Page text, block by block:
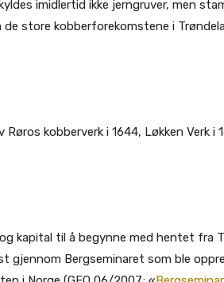
imidlertid ikke jerngruver, men
store kobberforekomstene i
kobberverk i 1644, Løkken Verk i
kapital til å begynne med hentet fra
gjennom Bergseminaret som ble